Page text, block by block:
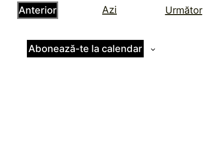
Anterior
Azi Următor
Abonează-te la calendar